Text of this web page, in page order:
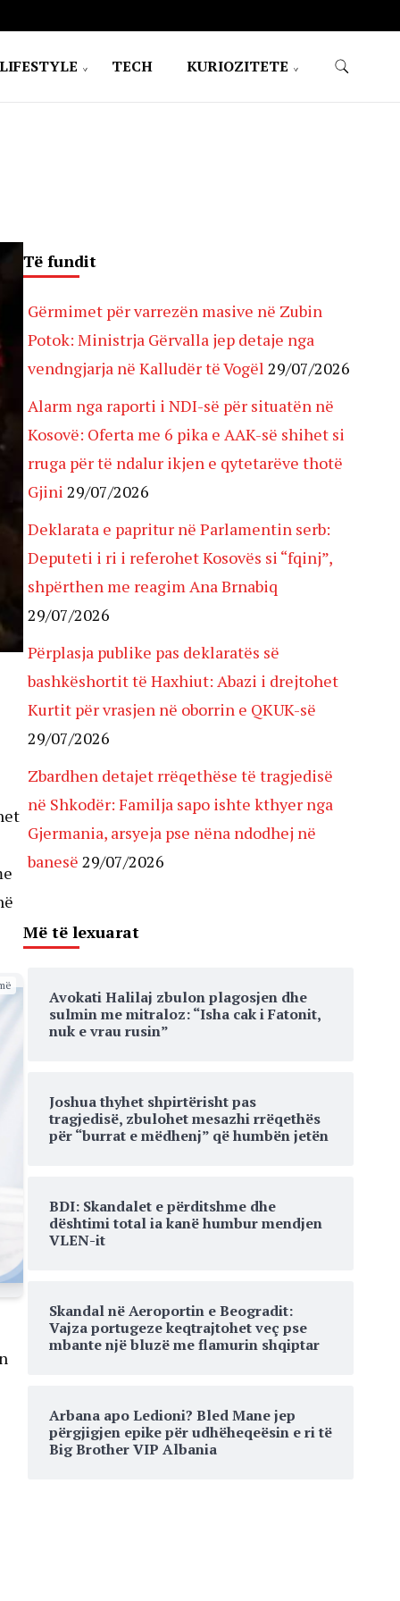
LIFESTYLE TECH KURIOZITETE
Të fundit
Gërmimet për varrezën masive në Zubin
Potok: Ministrja Gërvalla jep detaje nga
vendngjarja në Kalludër të Vogël 29/07/2026
Alarm nga raporti i NDI-së për situatën në
Kosovë: Oferta me 6 pika e AAK-së shihet si
rruga për të ndalur ikjen e qytetarëve thotë
Gjini 29/07/2026
Deklarata e papritur në Parlamentin serb:
Deputeti i ri i referohet Kosovës si “fqinj”,
shpërthen me reagim Ana Brnabiq
29/07/2026
Përplasja publike pas deklaratës së
bashkëshortit të Haxhiut: Abazi i drejtohet
Kurtit për vrasjen në oborrin e QKUK-së
29/07/2026
Zbardhen detajet rrëqethëse të tragjedisë
në Shkodër: Familja sapo ishte kthyer nga
Gjermania, arsyeja pse nëna ndodhej në
banesë 29/07/2026
Më të lexuarat
Avokati Halilaj zbulon plagosjen dhe
sulmin me mitraloz: “Isha cak i Fatonit,
nuk e vrau rusin”
Joshua thyhet shpirtërisht pas
tragjedisë, zbulohet mesazhi rrëqethës
për “burrat e mëdhenj” që humbën jetën
BDI: Skandalet e përditshme dhe
dështimi total ia kanë humbur mendjen
VLEN-it
Skandal në Aeroportin e Beogradit:
Vajza portugeze keqtrajtohet veç pse
mbante një bluzë me flamurin shqiptar
Arbana apo Ledioni? Bled Mane jep
përgjigjen epike për udhëheqeësin e ri të
Big Brother VIP Albania